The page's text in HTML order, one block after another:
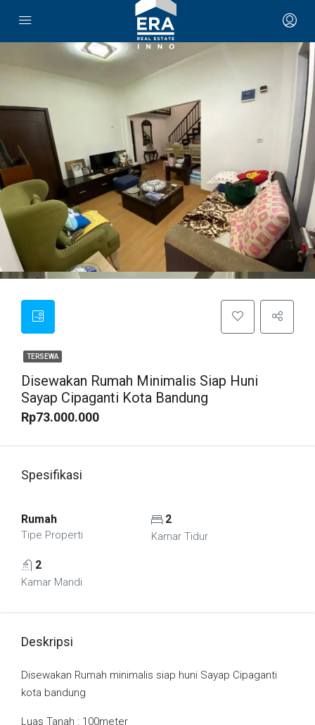
TERSEWA
Disewakan Rumah Minimalis Siap Huni
Sayap Cipaganti Kota Bandung
Rp73.000.000
Spesifikasi
Rumah
Tipe Properti
2
Kamar Tidur
2
Kamar Mandi
Deskripsi
Disewakan Rumah minimalis siap huni Sayap Cipaganti
kota bandung
Luas Tanah : 100meter